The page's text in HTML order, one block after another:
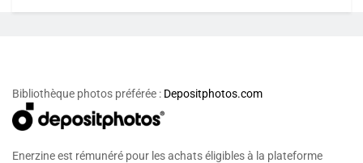
Bibliothèque photos préférée : Depositphotos.com
Enerzine est rémunéré pour les achats éligibles à la plateforme